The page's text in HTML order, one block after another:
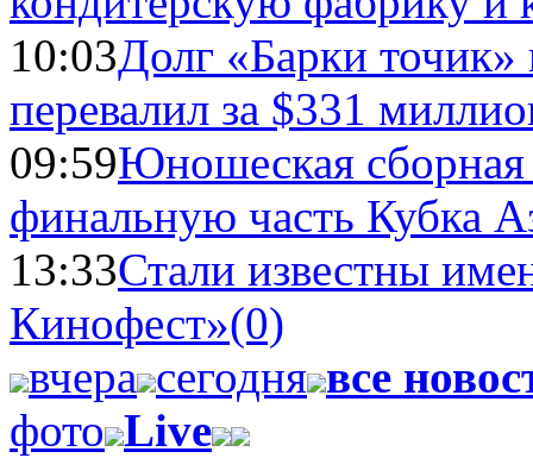
10:03Долг «Барки
перевалил за $331
09:59Юношеская
финальную часть Кубка
13:33Стали известны
Кинофест»(0)
вчера сегодня все
фото Live